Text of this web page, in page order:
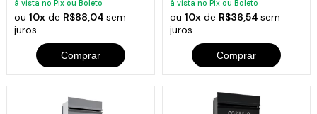
à vista no Pix ou Boleto
ou10x de R$88,04sem
juros
Comprar
à vista no Pix ou Boleto
ou 10xde R$36,54 sem
juros
Comprar